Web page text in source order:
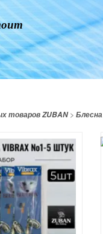
товаров ZUBAN>Блесна